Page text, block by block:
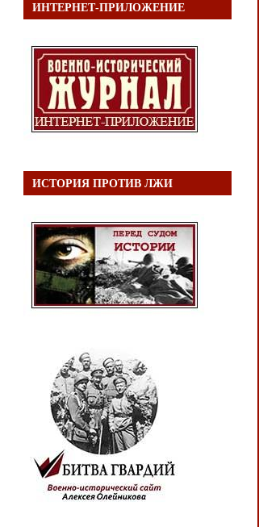
ИНТЕРНЕТ-ПРИЛОЖЕНИЕ
ИСТОРИЯ ПРОТИВ ЛЖИ